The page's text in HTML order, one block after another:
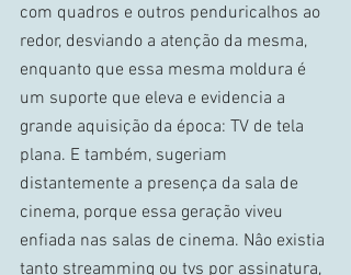
com quadros e outros penduricalhos ao
redor, desviando a atenção da mesma,
enquanto que essa mesma moldura é
um suporte que eleva e evidencia a
grande aquisição da época: TV de tela
plana. E também, sugeriam
distantemente a presença da sala de
cinema, porque essa geração viveu
enfiada nas salas de cinema. Nâo existia
tanto streamming ou tvs por assinatura,